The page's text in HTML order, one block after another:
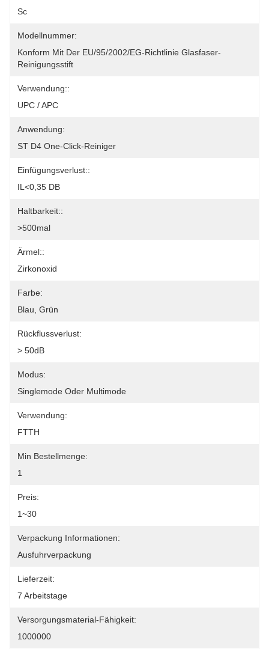
Sc
Modellnummer:
Konform Mit Der EU/95/2002/EG-Richtlinie Glasfaser-
Reinigungsstift
Verwendung::
UPC / APC
Anwendung:
ST D4 One-Click-Reiniger
Einfügungsverlust::
IL<0,35 DB
Haltbarkeit::
>500mal
Ärmel::
Zirkonoxid
Farbe:
Blau, Grün
Rückflussverlust:
> 50dB
Modus:
Singlemode Oder Multimode
Verwendung:
FTTH
Min Bestellmenge:
1
Preis:
1~30
Verpackung Informationen:
Ausfuhrverpackung
Lieferzeit:
7 Arbeitstage
Versorgungsmaterial-Fähigkeit:
1000000